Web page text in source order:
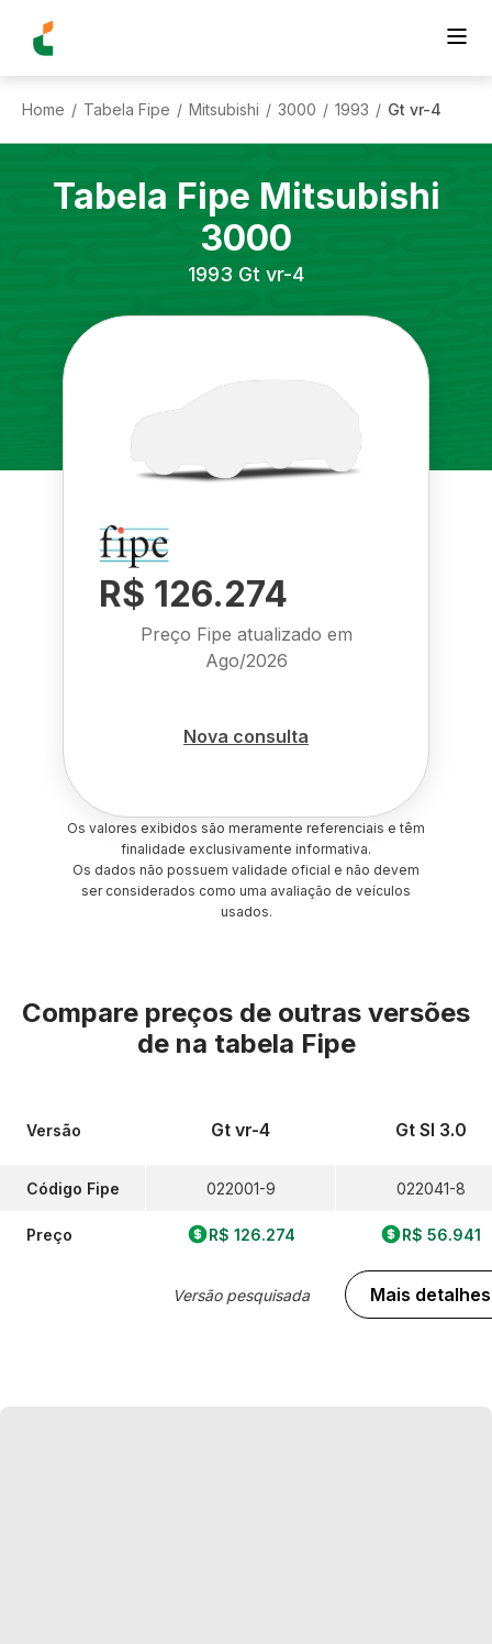
Home / Tabela Fipe / Mitsubishi / 3000 / 1993 / Gt vr-4
Tabela Fipe Mitsubishi
3000
1993 Gt vr-4
R$ 126.274
Preço Fipe atualizado em
Ago/2026
Nova consulta
Os valores exibidos são meramente referenciais e têm
finalidade exclusivamente informativa.
Os dados não possuem validade oficial e não devem
ser considerados como uma avaliação de veículos
usados.
Compare preços de outras versões
de na tabela Fipe
Versão
Código Fipe
Preço
Gt vr-4
022001-9
R$ 126.274
Versão pesquisada
Gt Sl 3.0
022041-8
R$ 56.941
Mais detalhes